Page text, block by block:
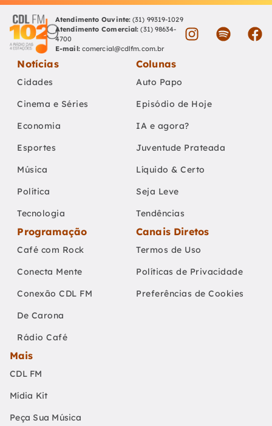
Atendimento Ouvinte: (31) 99319-1029
Atendimento Comercial: (31) 98634-
4700
E-mail: comercial@cdlfm.com.br
Notícias
Cidades
Cinema e Séries
Economia
Esportes
Música
Política
Tecnologia
Colunas
Auto Papo
Episódio de Hoje
IA e agora?
Juventude Prateada
Líquido & Certo
Seja Leve
Tendências
Programação
Café com Rock
Conecta Mente
Conexão CDL FM
De Carona
Rádio Café
Canais Diretos
Termos de Uso
Políticas de Privacidade
Preferências de Cookies
Mais
CDL FM
Mídia Kit
Peça Sua Música